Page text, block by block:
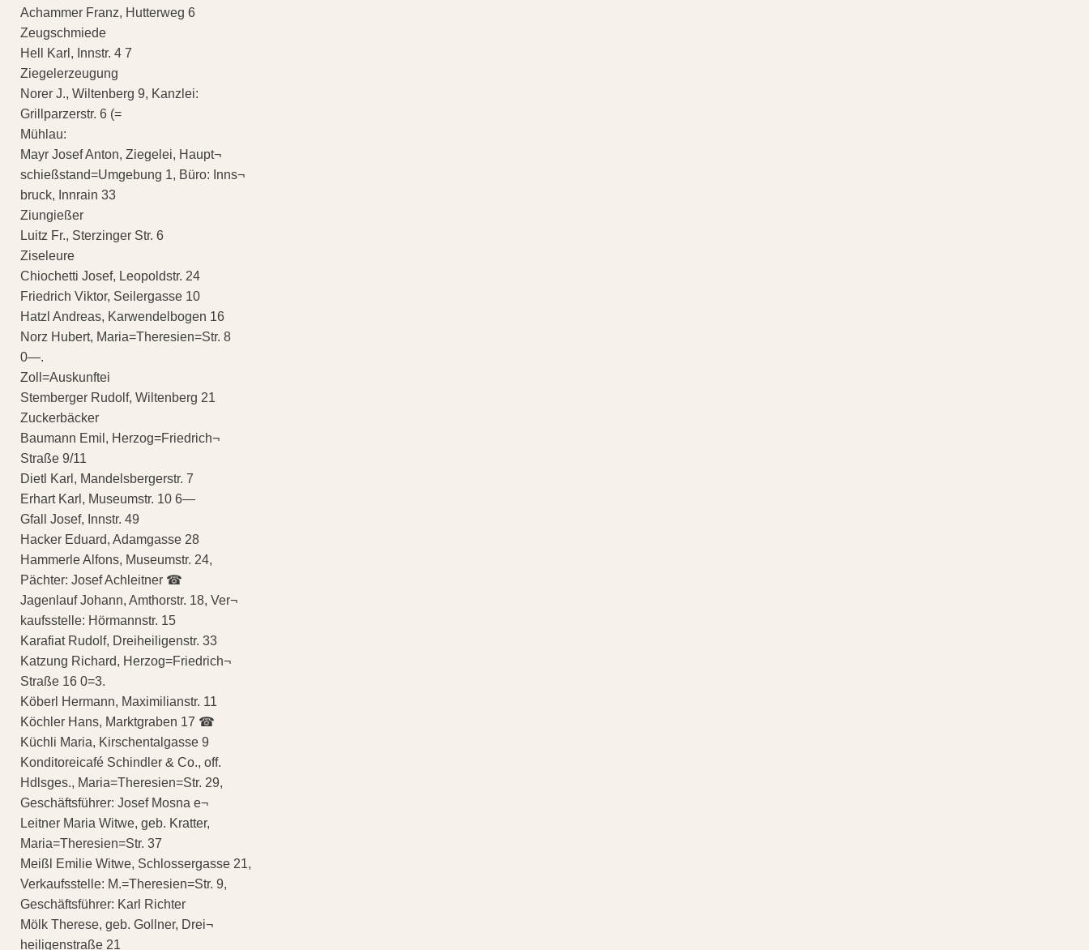
Achammer Franz, Hutterweg 6
Zeugschmiede
Hell Karl, Innstr. 4 7
Ziegelerzeugung
Norer J., Wiltenberg 9, Kanzlei:
Grillparzerstr. 6 (=
Mühlau:
Mayr Josef Anton, Ziegelei, Haupt¬
schießstand=Umgebung 1, Büro: Inns¬
bruck, Innrain 33
Ziungießer
Luitz Fr., Sterzinger Str. 6
Ziseleure
Chiochetti Josef, Leopoldstr. 24
Friedrich Viktor, Seilergasse 10
Hatzl Andreas, Karwendelbogen 16
Norz Hubert, Maria=Theresien=Str. 8
0—.
Zoll=Auskunftei
Stemberger Rudolf, Wiltenberg 21
Zuckerbäcker
Baumann Emil, Herzog=Friedrich¬
Straße 9/11
Dietl Karl, Mandelsbergerstr. 7
Erhart Karl, Museumstr. 10 6—
Gfall Josef, Innstr. 49
Hacker Eduard, Adamgasse 28
Hammerle Alfons, Museumstr. 24,
Pächter: Josef Achleitner ☎
Jagenlauf Johann, Amthorstr. 18, Ver¬
kaufsstelle: Hörmannstr. 15
Karafiat Rudolf, Dreiheiligenstr. 33
Katzung Richard, Herzog=Friedrich¬
Straße 16 0=3.
Köberl Hermann, Maximilianstr. 11
Köchler Hans, Marktgraben 17 ☎
Küchli Maria, Kirschentalgasse 9
Konditoreicafé Schindler & Co., off.
Hdlsges., Maria=Theresien=Str. 29,
Geschäftsführer: Josef Mosna e¬
Leitner Maria Witwe, geb. Kratter,
Maria=Theresien=Str. 37
Meißl Emilie Witwe, Schlossergasse 21,
Verkaufsstelle: M.=Theresien=Str. 9,
Geschäftsführer: Karl Richter
Mölk Therese, geb. Gollner, Drei¬
heiligenstraße 21